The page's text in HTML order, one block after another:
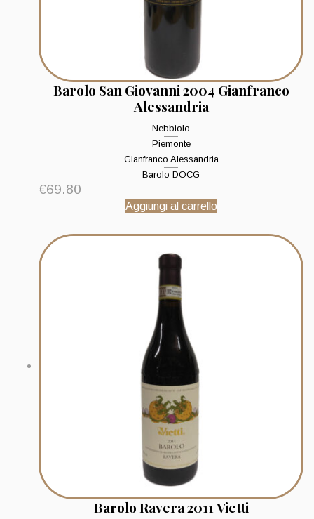
Barolo San Giovanni 2004 Gianfranco
Alessandria
Nebbiolo
Piemonte
Gianfranco Alessandria
Barolo DOCG
€69.80
Aggiungi al carrello
Barolo Ravera 2011 Vietti